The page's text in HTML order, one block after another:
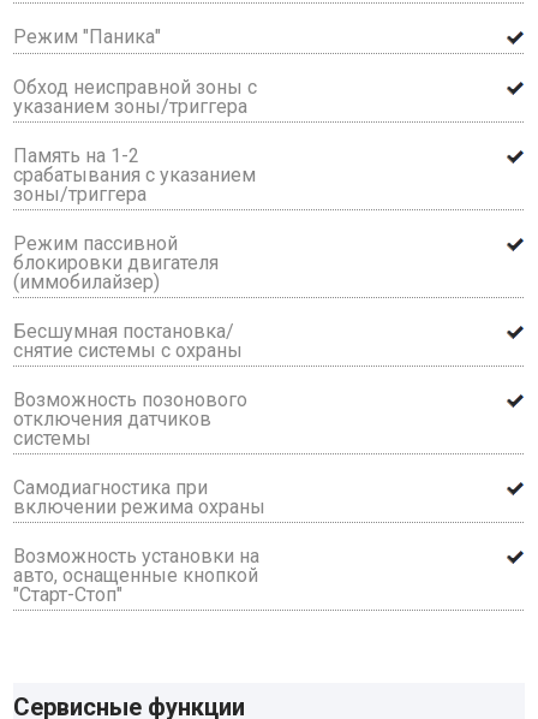
Режим "Паника"
Обход неисправной зоны с
указанием зоны/триггера
Память на 1-2
срабатывания с указанием
зоны/триггера
Режим пассивной
блокировки двигателя
(иммобилайзер)
Бесшумная постановка/
снятие системы с охраны
Возможность позонового
отключения датчиков
системы
Самодиагностика при
включении режима охраны
Возможность установки на
авто, оснащенные кнопкой
"Старт-Стоп"
Сервисные функции